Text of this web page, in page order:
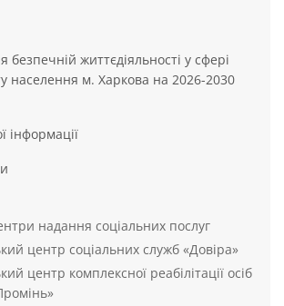
життєдіяльності у сфері
населення м. Харкова на 2026-2030
інформації
надання соціальних послуг
центр соціальних служб «Довіра»
центр комплексної реабілітації осіб